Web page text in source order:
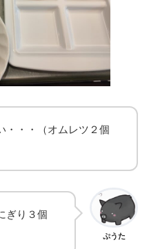
・・・（オムレツ２個
ぷうた
ぎり３個